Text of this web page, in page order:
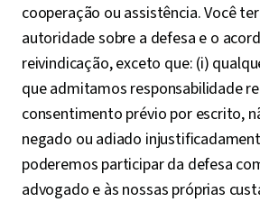
cooperação ou assistência. Você
autoridade sobre a defesa e o
reivindicação, exceto que: (i)
que admitamos responsabilidade
consentimento prévio por escrito,
negado ou adiado
poderemos participar da defesa
advogado e às nossas próprias